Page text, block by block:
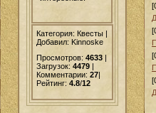
Категория: Квесты |
Добавил: Kinnoske
Просмотров: 4633
Загрузок: 4479
Комментарии: 27
Рейтинг: 4.8/12